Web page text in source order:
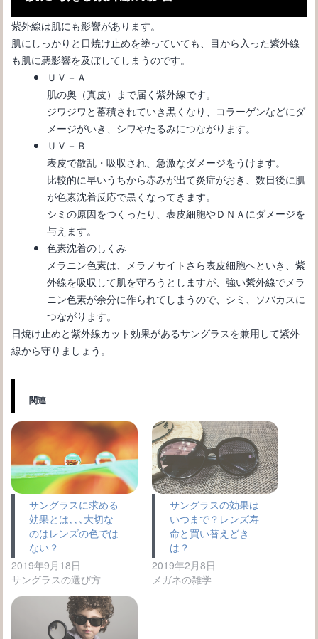
サングラスの度付きで安いのはどうなの？失敗しない購入の方法
紫外線は肌にも影響があります。
肌にしっかりと日焼け止めを塗っていても、目から入った紫外線
も肌に悪影響を及ぼしてしまうのです。
ＵＶ－Ａ
肌の奥（真皮）まで届く紫外線です。
ジワジワと蓄積されていき黒くなり、コラーゲンなどにダ
メージがいき、シワやたるみにつながります。
ＵＶ－Ｂ
表皮で散乱・吸収され、急激なダメージをうけます。
比較的に早いうちから赤みが出て炎症がおき、数日後に肌
が色素沈着反応で黒くなってきます。
シミの原因をつくったり、表皮細胞やＤＮＡにダメージを
与えます。
色素沈着のしくみ
メラニン色素は、メラノサイトさら表皮細胞へといき、紫
外線を吸収して肌を守ろうとしますが、強い紫外線でメラ
ニン色素が余分に作られてしまうので、シミ、ソバカスに
つながります。
日焼け止めと紫外線カット効果があるサングラスを兼用して紫外
線から守りましょう。
関連
サングラスに求める
効果とは､､､大切な
のはレンズの色では
ない？
2019年9月18日
サングラスの選び方
サングラスの効果は
いつまで？レンズ寿
命と買い替えどき
は？
2019年2月8日
メガネの雑学